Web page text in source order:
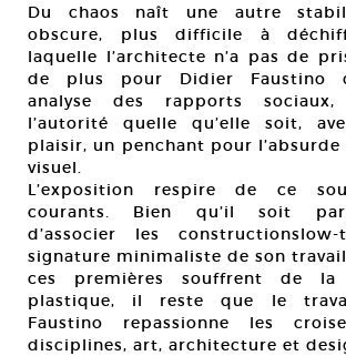
Du chaos naît une autre
obscure, plus difficile à
laquelle l’architecte n’a pas de
de plus pour Didier Faustino
analyse des rapports
l’autorité quelle qu’elle soit,
plaisir, un penchant pour
visuel.
L’exposition respire de ce
courants. Bien qu’il soit
d’associer les
signature minimaliste de son
ces premières souffrent de la
plastique, il reste que le
Faustino repassionne les
disciplines, art, architecture et